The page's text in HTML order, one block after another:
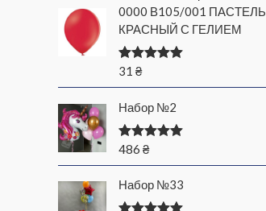
0000 В105/001 ПАСТЕЛЬ
КРАСНЫЙ С ГЕЛИЕМ
Оценка
31 ₴
Набор №2
Оценка
486 ₴
Набор №33